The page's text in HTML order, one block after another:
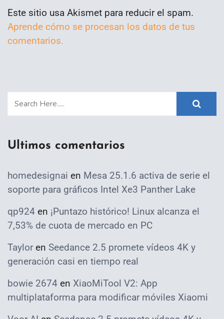
Este sitio usa Akismet para reducir el spam.
Aprende cómo se procesan los datos de tus
comentarios.
Ultimos comentarios
homedesignai en Mesa 25.1.6 activa de serie el
soporte para gráficos Intel Xe3 Panther Lake
qp924 en ¡Puntazo histórico! Linux alcanza el
7,53% de cuota de mercado en PC
Taylor en Seedance 2.5 promete vídeos 4K y
generación casi en tiempo real
bowie 2674 en XiaoMiTool V2: App
multiplataforma para modificar móviles Xiaomi